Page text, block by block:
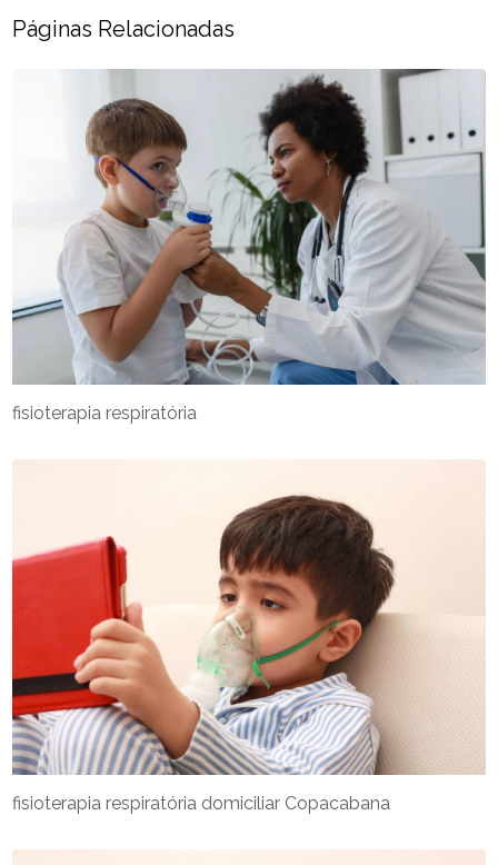
Páginas Relacionadas
fisioterapia respiratória domiciliar Copacabana
fisioterapia respiratória